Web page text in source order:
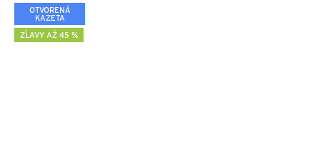
OTVORENÁ
KAZETA
ZĽAVY AŽ 45 %